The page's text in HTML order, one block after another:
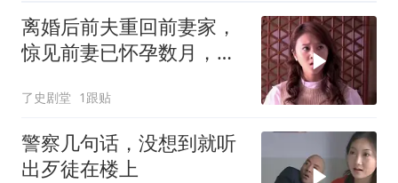
离婚后前夫重回前妻家，
惊见前妻已怀孕数月，前
了史剧堂 1跟贴
警察几句话，没想到就听
出歹徒在楼上